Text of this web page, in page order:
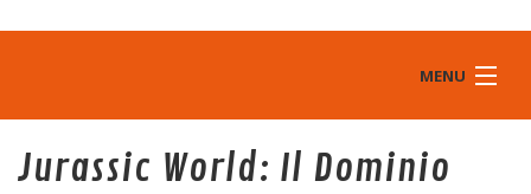
MENU
Jurassic World: Il Dominio